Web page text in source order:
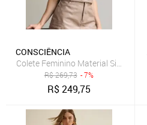
CONSCIÊNCIA
Colete Feminino Material
R$269,73 - 7%
R$249,75